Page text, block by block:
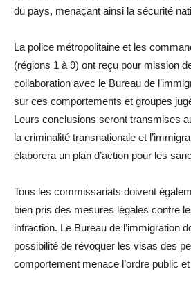
du pays, menaçant ainsi la sécurité
La police métropolitaine et les
(régions 1 à 9) ont reçu pour mission
collaboration avec le Bureau de
sur ces comportements et groupes
Leurs conclusions seront transmises
la criminalité transnationale et
élaborera un plan d’action pour les
Tous les commissariats doivent
bien pris des mesures légales contre
infraction. Le Bureau de l’immigration
possibilité de révoquer les visas des
comportement menace l’ordre public